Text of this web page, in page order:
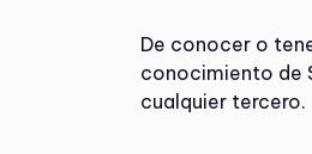
De conocer o
conocimiento de
cualquier tercero.